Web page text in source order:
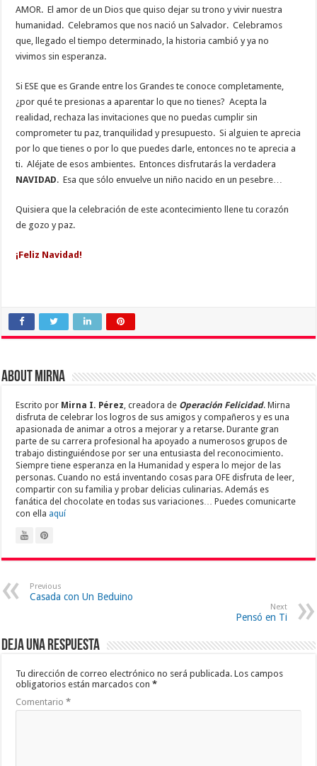
AMOR. El amor de un Dios que quiso dejar su trono y vivir nuestra
humanidad. Celebramos que nos nació un Salvador. Celebramos
que, llegado el tiempo determinado, la historia cambió y ya no
vivimos sin esperanza.
Si ESE que es Grande entre los Grandes te conoce completamente,
¿por qué te presionas a aparentar lo que no tienes? Acepta la
realidad, rechaza las invitaciones que no puedas cumplir sin
comprometer tu paz, tranquilidad y presupuesto. Si alguien te aprecia
por lo que tienes o por lo que puedes darle, entonces no te aprecia a
ti. Aléjate de esos ambientes. Entonces disfrutarás la verdadera
NAVIDAD. Esa que sólo envuelve un niño nacido en un pesebre…
Quisiera que la celebración de este acontecimiento llene tu corazón
de gozo y paz.
¡Feliz Navidad!
About Mirna
Escrito por Mirna I. Pérez , creadora de Operación Felicidad. Mirna
disfruta de celebrar los logros de sus amigos y compañeros y es una
apasionada de animar a otros a mejorar y a retarse. Durante gran
parte de su carrera profesional ha apoyado a numerosos grupos de
trabajo distinguiéndose por ser una entusiasta del reconocimiento.
Siempre tiene esperanza en la Humanidad y espera lo mejor de las
personas. Cuando no está inventando cosas para OFE disfruta de leer,
compartir con su familia y probar delicias culinarias. Además es
fanática del chocolate en todas sus variaciones… Puedes comunicarte
con ella aquí
Previous
Casada con Un Beduino
Next
Pensó en Ti
Deja una respuesta
Tu dirección de correo electrónico no será publicada. Los campos
obligatorios están marcados con*
Comentario*